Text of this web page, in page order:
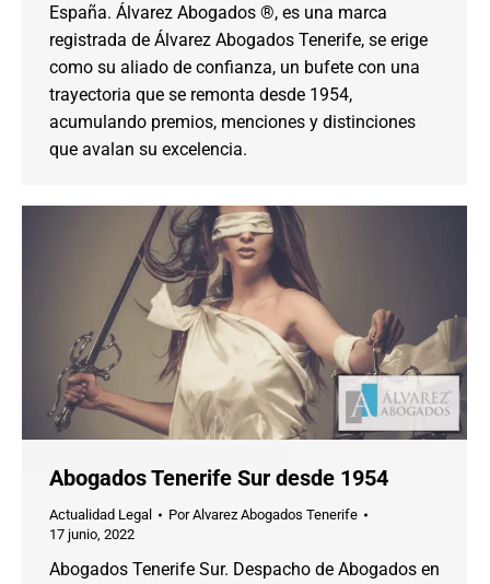
España. Álvarez Abogados ®, es una marca
registrada de Álvarez Abogados Tenerife, se erige
como su aliado de confianza, un bufete con una
trayectoria que se remonta desde 1954,
acumulando premios, menciones y distinciones
que avalan su excelencia.
Abogados Tenerife Sur desde 1954
Actualidad Legal PorAlvarez Abogados Tenerife
17 junio, 2022
Abogados Tenerife Sur. Despacho de Abogados en